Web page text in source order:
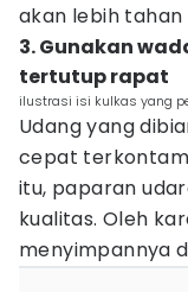
akan lebih
3. Gunakan
tertutup rapat
ilustrasi isi kulkas yang
Udang yang
cepat
itu, paparan
kualitas. Oleh
menyimpannya